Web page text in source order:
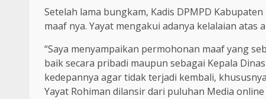
Setelah lama bungkam, Kadis DPMPD
maaf nya. Yayat mengakui adanya kelalaian
“Saya menyampaikan permohonan maaf yang
baik secara pribadi maupun sebagai Kepala
kedepannya agar tidak terjadi kembali,
Yayat Rohiman dilansir dari puluhan Media